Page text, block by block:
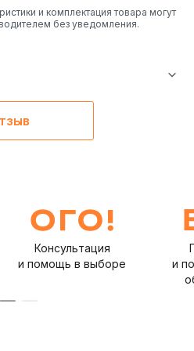
для большинства IEM с
оснащенными балансным
и комплектация товара могут
без уведомления.
Консультация
и помощь в выборе
и